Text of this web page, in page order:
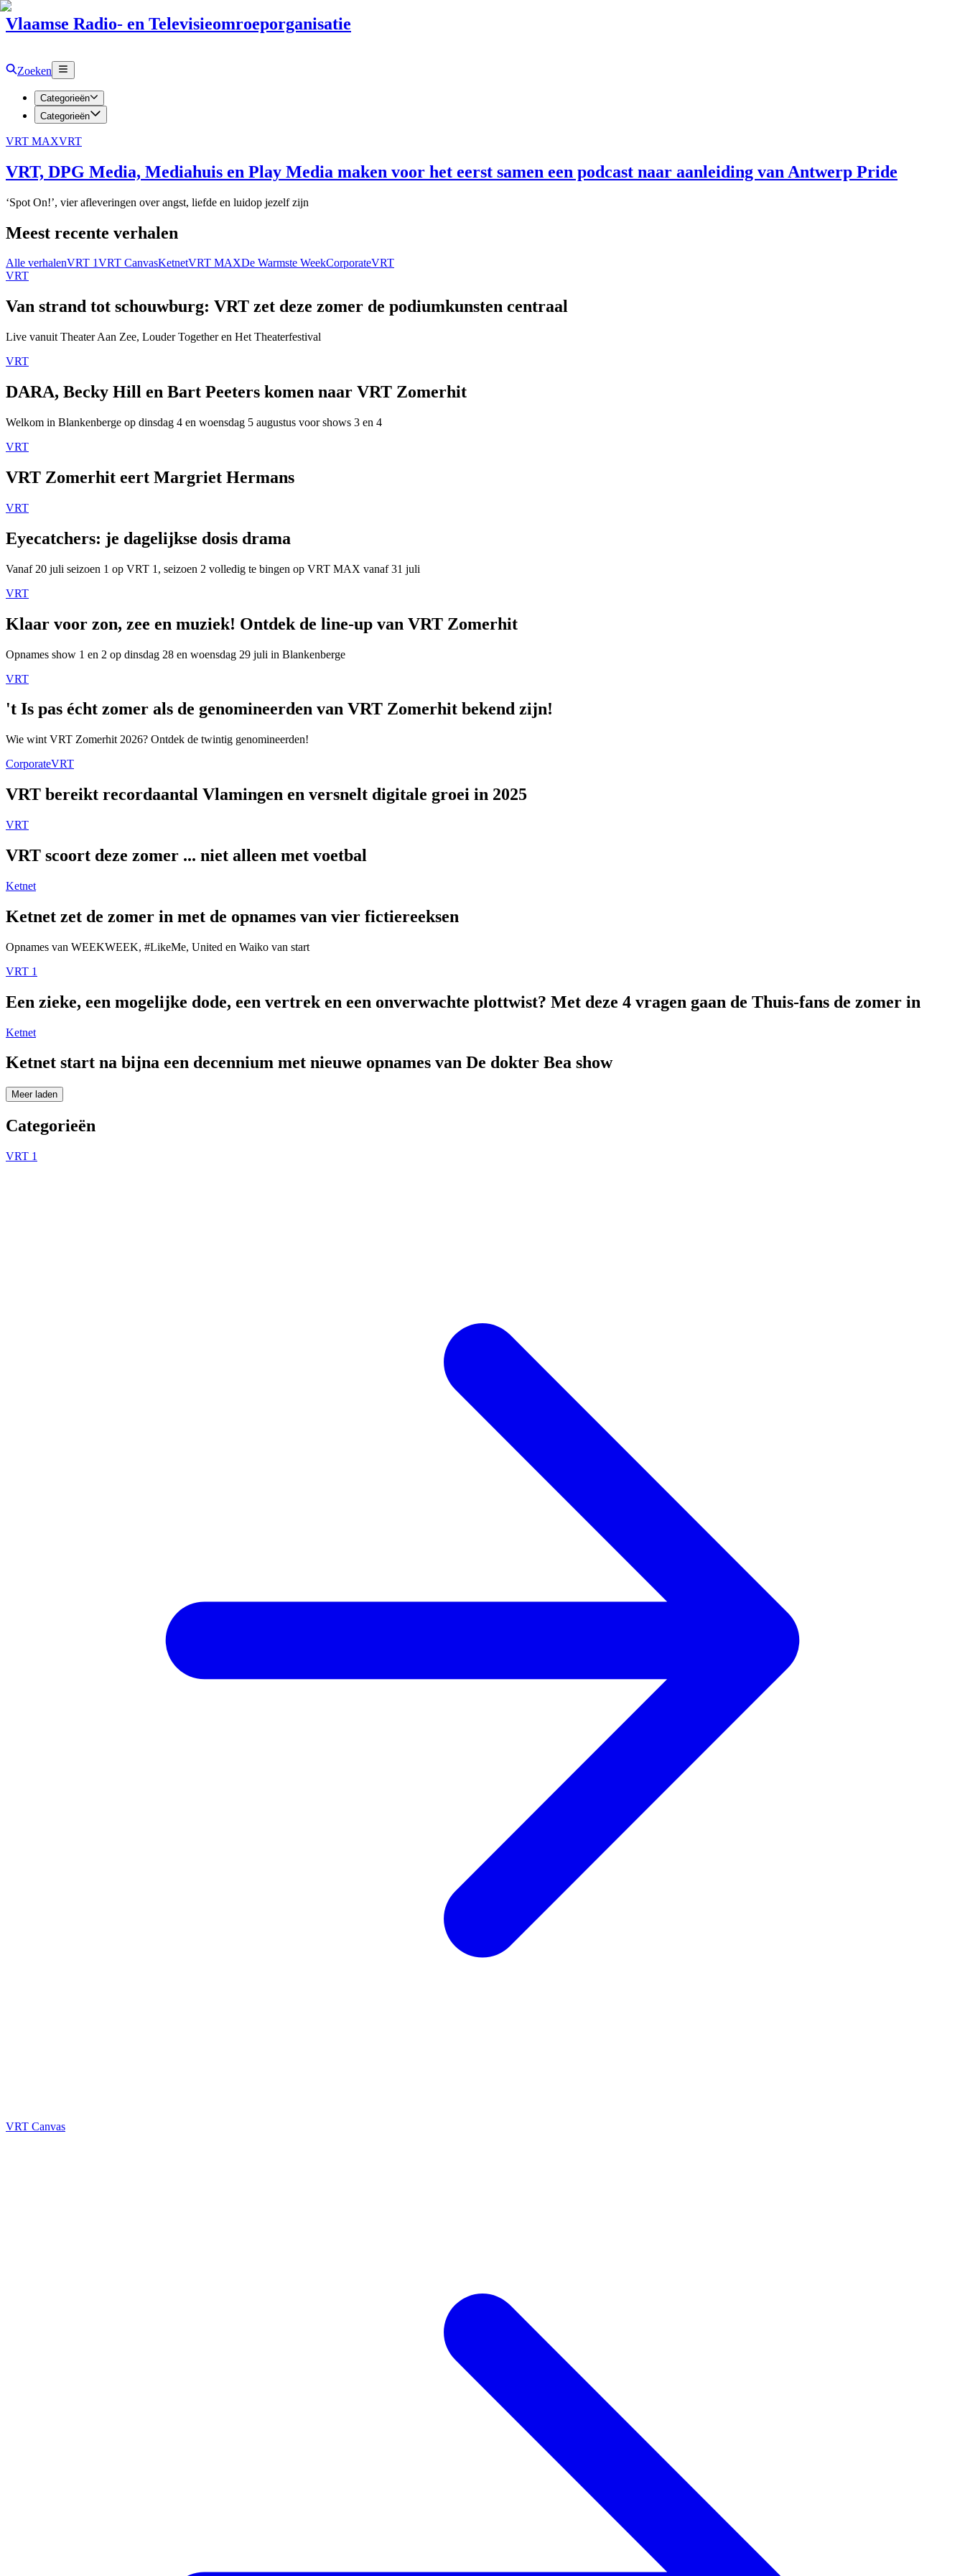
Vlaamse Radio- en Televisieomroeporganisatie
Zoeken
Categorieën
Categorieën
VRT MAXVRT
VRT, DPG Media, Mediahuis en Play Media maken voor het eerst samen een podcast naar aanleiding van Antwerp Pride
‘Spot On!’, vier afleveringen over angst, liefde en luidop jezelf zijn
Meest recente verhalen
Alle verhalenVRT 1VRT CanvasKetnetVRT MAXDe Warmste WeekCorporateVRT
VRT
Van strand tot schouwburg: VRT zet deze zomer de podiumkunsten centraal
Live vanuit Theater Aan Zee, Louder Together en Het Theaterfestival
VRT
DARA, Becky Hill en Bart Peeters komen naar VRT Zomerhit
Welkom in Blankenberge op dinsdag 4 en woensdag 5 augustus voor shows 3 en 4
VRT
VRT Zomerhit eert Margriet Hermans
VRT
Eyecatchers: je dagelijkse dosis drama
Vanaf 20 juli seizoen 1 op VRT 1, seizoen 2 volledig te bingen op VRT MAX vanaf 31 juli
VRT
Klaar voor zon, zee en muziek! Ontdek de line-up van VRT Zomerhit
Opnames show 1 en 2 op dinsdag 28 en woensdag 29 juli in Blankenberge
VRT
't Is pas écht zomer als de genomineerden van VRT Zomerhit bekend zijn!
Wie wint VRT Zomerhit 2026? Ontdek de twintig genomineerden!
CorporateVRT
VRT bereikt recordaantal Vlamingen en versnelt digitale groei in 2025
VRT
VRT scoort deze zomer ... niet alleen met voetbal
Ketnet
Ketnet zet de zomer in met de opnames van vier fictiereeksen
Opnames van WEEKWEEK, #LikeMe, United en Waiko van start
VRT 1
Een zieke, een mogelijke dode, een vertrek en een onverwachte plottwist? Met deze 4 vragen gaan de Thuis-fans de zomer in
Ketnet
Ketnet start na bijna een decennium met nieuwe opnames van De dokter Bea show
Meer laden
Categorieën
VRT 1
VRT Canvas